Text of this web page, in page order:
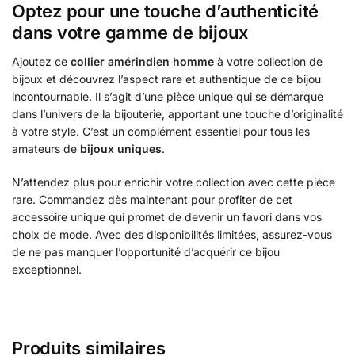
Optez pour une touche d’authenticité
dans votre gamme de bijoux
Ajoutez ce collier amérindien homme à votre collection de
bijoux et découvrez l’aspect rare et authentique de ce bijou
incontournable. Il s’agit d’une pièce unique qui se démarque
dans l’univers de la bijouterie, apportant une touche d’originalité
à votre style. C’est un complément essentiel pour tous les
amateurs de bijoux uniques.
N’attendez plus pour enrichir votre collection avec cette pièce
rare. Commandez dès maintenant pour profiter de cet
accessoire unique qui promet de devenir un favori dans vos
choix de mode. Avec des disponibilités limitées, assurez-vous
de ne pas manquer l’opportunité d’acquérir ce bijou
exceptionnel.
Produits similaires